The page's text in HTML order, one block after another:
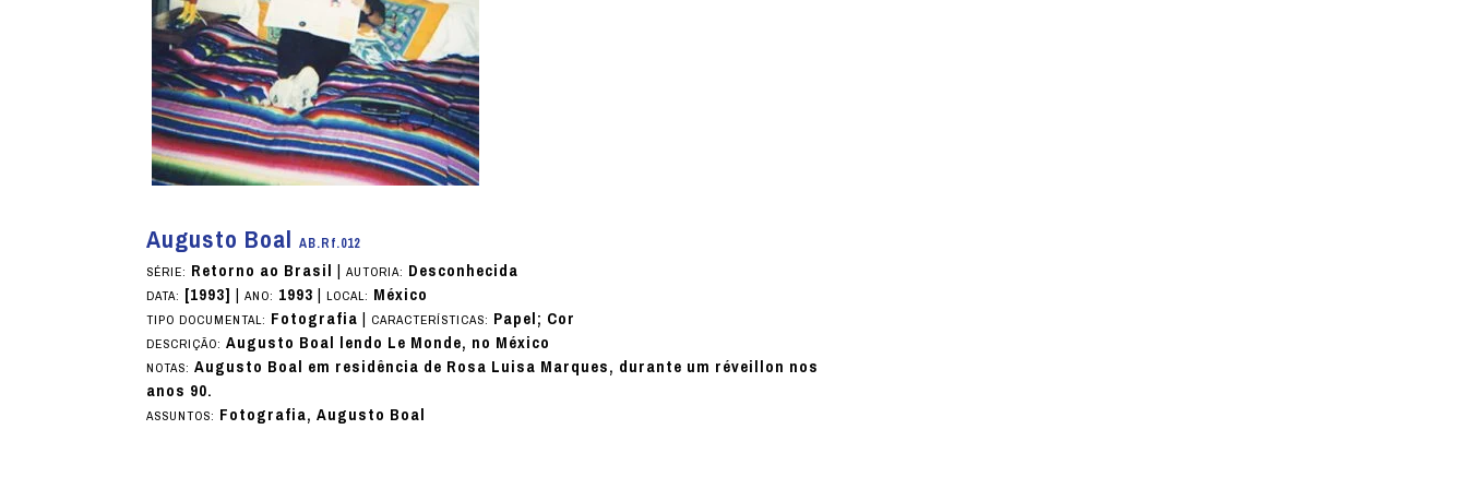
Augusto BoalAB.Rf.012
SÉRIE: Retorno ao Brasil |AUTORIA: Desconhecida
DATA: [1993] |ANO: 1993|LOCAL: México
TIPO DOCUMENTAL: Fotografia| CARACTERÍSTICAS: Papel; Cor
DESCRIÇÃO:Augusto Boal lendo Le Monde, no México
NOTAS:Augusto Boal em residência de Rosa Luisa Marques, durante um réveillon nos
anos 90.
ASSUNTOS: Fotografia, Augusto Boal